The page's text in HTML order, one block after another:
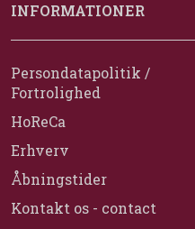
INFORMATIONER
Persondatapolitik /
Fortrolighed
HoReCa
Erhverv
Åbningstider
Kontakt os - contact